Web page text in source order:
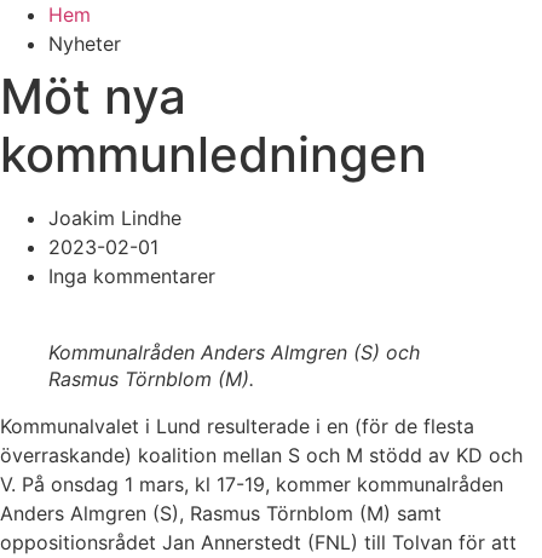
Hem
Nyheter
Möt nya
kommunledningen
Joakim Lindhe
2023-02-01
Inga kommentarer
Kommunalråden Anders Almgren (S) och
Rasmus Törnblom (M).
Kommunalvalet i Lund resulterade i en (för de flesta
överraskande) koalition mellan S och M stödd av KD och
V. På onsdag 1 mars, kl 17-19, kommer kommunalråden
Anders Almgren (S), Rasmus Törnblom (M) samt
oppositionsrådet Jan Annerstedt (FNL) till Tolvan för att